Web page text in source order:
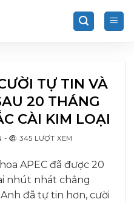
TỰ TIN VÀ
20 THÁNG
CÀI KIM LOẠI
- 345 LƯỢT XEM
APEC đã được 20
nhút nhát chẳng
đã tự tin hơn, cười